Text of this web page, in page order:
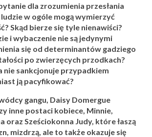
dla zrozumienia przesłania
w ogóle mogą wymierzyć
Skąd bierze się tyle nienawiści?
i wybaczenie nie są jedynymi
się od determinantów gadziego
po zwierzęcych przodkach?
nie sankcjonuje przypadkiem
ją pacyfikować?
gangu, Daisy Domergue
inne postaci kobiece, Minnie,
oraz Sześciokonna Judy, które łaszą
mizdrzą, ale to także okazuje się